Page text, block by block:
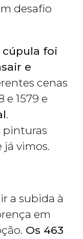
desafio
foi
e
cenas
1579 e
.
pinturas
vimos.
a subida à
em
Os 463